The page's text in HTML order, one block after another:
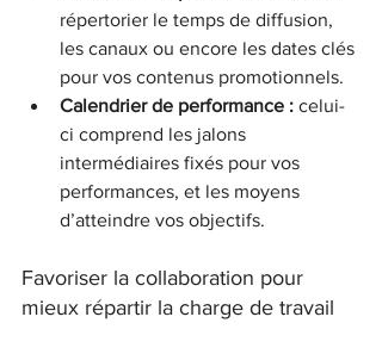
répertorier le temps de diffusion,
les canaux ou encore les dates clés
pour vos contenus promotionnels.
Calendrier de performance : celui-
ci comprend les jalons
intermédiaires fixés pour vos
performances, et les moyens
d’atteindre vos objectifs.
Favoriser la collaboration pour
mieux répartir la charge de travail